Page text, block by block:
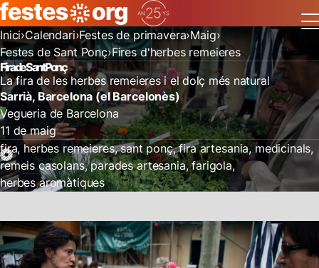
Inici Calendari Festes de primavera Maig
Festes de Sant Ponç Fires d'herbes remeieres
Fira de Sant Ponç
La fira de les herbes remeieres i el dolç més natural
Sarrià, Barcelona (el Barcelonès)
Vegueria de Barcelona
11 de maig
fira herbes remeieres sant ponç fira artesania medicinals
remeis casolans parades artesania farigola
herbes aromàtiques